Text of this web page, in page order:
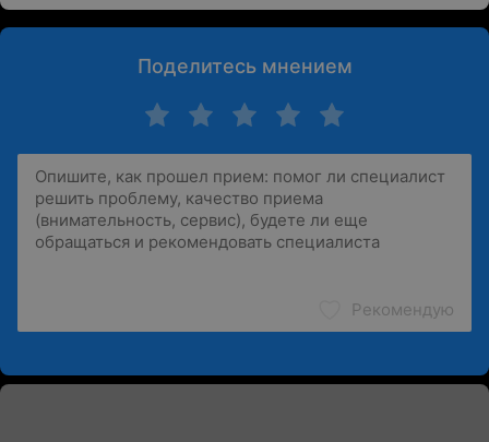
Поделитесь мнением
Рекомендую